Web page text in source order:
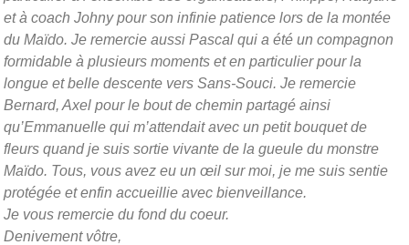
et à coach Johny pour son infinie patience lors de la montée
du Maïdo. Je remercie aussi Pascal qui a été un compagnon
formidable à plusieurs moments et en particulier pour la
longue et belle descente vers Sans-Souci. Je remercie
Bernard, Axel pour le bout de chemin partagé ainsi
qu’Emmanuelle qui m’attendait avec un petit bouquet de
fleurs quand je suis sortie vivante de la gueule du monstre
Maïdo. Tous, vous avez eu un œil sur moi, je me suis sentie
protégée et enfin accueillie avec bienveillance.
Je vous remercie du fond du coeur.
Denivement vôtre,